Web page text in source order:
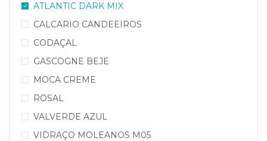
ATLANTIC DARK MIX
CALCARIO CANDEEIROS
CODAÇAL
GASCOGNE BEJE
MOCA CREME
ROSAL
VALVERDE AZUL
VIDRAÇO MOLEANOS M05